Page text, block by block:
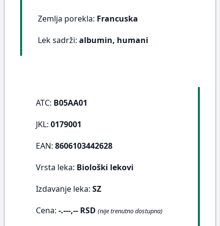
Zemlja porekla: Francuska
Lek sadrži: albumin, humani
ATC: B05AA01
JKL: 0179001
EAN: 8606103442628
Vrsta leka: Biološki lekovi
Izdavanje leka: SZ
Cena: -.---,-- RSD (nije trenutno dostupna)